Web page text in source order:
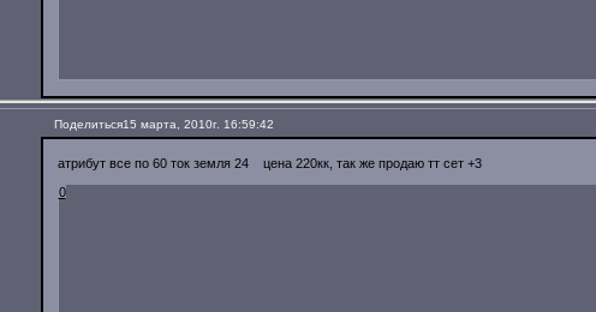
Поделиться15 марта, 2010г. 16:59:42
атрибут все по 60 ток земля 24 цена 220кк, так же продаю тт сет +3
0